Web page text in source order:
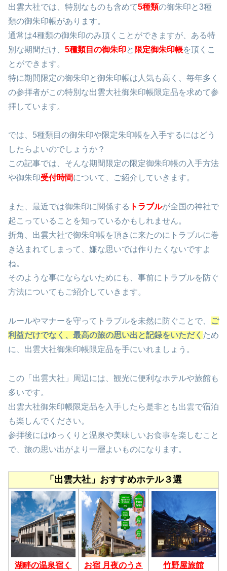
出雲大社では、特別なものも含めて5種類の御朱印と3種
類の御朱印帳があります。
通常は4種類の御朱印のみ頂くことができますが、ある特
別な期間だけ、 5種類目の御朱印と 限定御朱印帳を頂くこ
とができます。
特に期間限定の御朱印と御朱印帳は人気も高く、毎年多く
の参拝者がこの特別な出雲大社御朱印帳限定品を求めて参
拝しています。
では、5種類目の御朱印や限定朱印帳を入手するにはどう
したらよいのでしょうか？
この記事では、そんな期間限定の限定御朱印帳の入手方法
や御朱印受付時間について、ご紹介していきます。
また、最近では御朱印に関係する トラブルが全国の神社で
起こっていることを知っているかもしれません。
折角、出雲大社で御朱印帳を頂きに来たのにトラブルに巻
き込まれてしまって、嫌な思いでは作りたくないですよ
ね。
そのような事にならないためにも、事前にトラブルを防ぐ
方法についてもご紹介していきます。
ルールやマナーを守ってトラブルを未然に防ぐことで、
ご
利益だけでなく、最高の旅の思い出と記録をいただく ため
に、出雲大社御朱印帳限定品を手にいれましょう。
この「出雲大社」周辺には、観光に便利なホテルや旅館も
多いです。
出雲大社御朱印帳限定品を入手したら是非とも出雲で宿泊
も楽しんでください。
参拝後にはゆっくりと温泉や美味しいお食事を楽しむこと
で、旅の思い出がより一層よいものになります。
「出雲大社」おすすめホテル３選
湖畔の温泉宿く
お宿 月夜のうさ
竹野屋旅館